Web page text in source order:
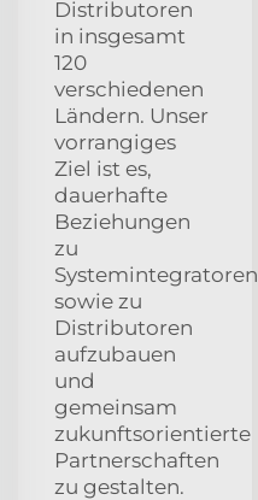
Distributoren
in insgesamt
120
verschiedenen
Ländern. Unser
vorrangiges
Ziel ist es,
dauerhafte
Beziehungen
zu
Systemintegratoren
sowie zu
Distributoren
aufzubauen
und
gemeinsam
zukunftsorientierte
Partnerschaften
zu gestalten.